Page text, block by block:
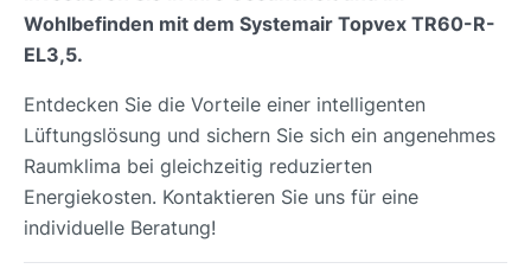
Wohlbefinden mit dem Systemair Topvex TR60-R-
EL3,5.
Entdecken Sie die Vorteile einer intelligenten
Lüftungslösung und sichern Sie sich ein angenehmes
Raumklima bei gleichzeitig reduzierten
Energiekosten. Kontaktieren Sie uns für eine
individuelle Beratung!